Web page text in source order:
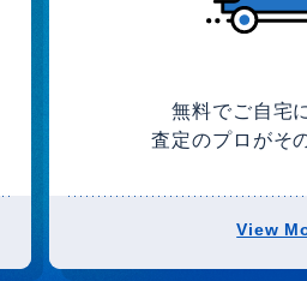
無料でご自宅
査定のプロがそ
View